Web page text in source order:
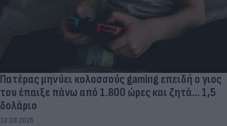
Πατέρας μηνύει κολοσσούς gaming επειδή ο γιος
του έπαιξε πάνω από 1.800 ώρες και ζητά... 1,5
δολάριο
10.08.2026